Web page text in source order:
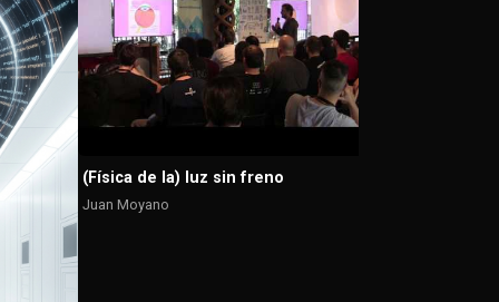
(Física de la) luz sin freno
Juan Moyano